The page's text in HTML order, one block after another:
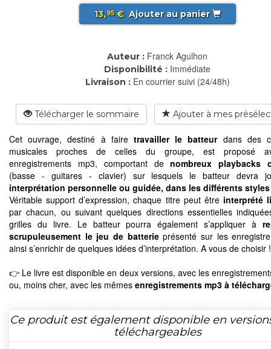
13,95€ Ajouter au panier
Auteur : Franck Agulhon
Disponibilité : Immédiate
Livraison : En courrier suivi (24/48h)
Télécharger le sommaire Ajouter à mes
Cet ouvrage, destiné à faire travailler le batteurdans des
musicales proches de celles du groupe, est proposé
enregistrements mp3, comportant denombreux playbacks
(basse - guitares - clavier) sur lesquels le batteur devra
interprétation personnelle ou guidée, dans les différents styles
Véritable support d’expression, chaque titre peut être interprété
par chacun, ou suivant quelques directions essentielles
grilles du livre. Le batteur pourra également s’appliquer à
scrupuleusement le jeu de batterieprésenté sur les
ainsi s’enrichir de quelques idées d’interprétation. A vous de choisir !
👉 Le livre est disponible en deux versions, avec les
ou, moins cher, avec les mêmes enregistrements mp3 à
Ce produit est également disponible en
téléchargeables